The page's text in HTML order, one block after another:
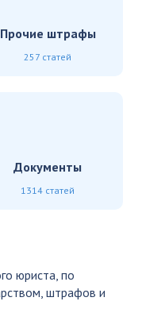
Прочие штрафы
257 статей
Документы
1314 статей
юриста, по
штрафов и